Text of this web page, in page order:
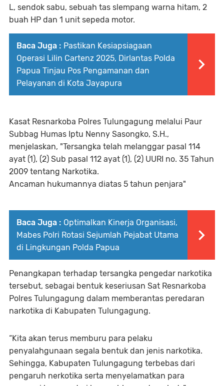
L, sendok sabu, sebuah tas slempang warna hitam, 2
buah HP dan 1 unit sepeda motor.
Baca Juga : Pastikan Kesiapsiagaan
Operasi Lilin Cartenz 2025, Dirlantas Polda
Papua Tinjau Pos Pengamanan dan
Pelayanan di Kota Jayapura
Kasat Resnarkoba Polres Tulungagung melalui Paur
Subbag Humas Iptu Nenny Sasongko, S.H.,
menjelaskan, "Tersangka telah melanggar pasal 114
ayat (1), (2) Sub pasal 112 ayat (1), (2) UURI no. 35 Tahun
2009 tentang Narkotika.
Ancaman hukumannya diatas 5 tahun penjara"
Baca Juga : Optimalkan Kinerja Organisasi,
Mabes Polri Rotasi Sejumlah Pejabat Utama
di Lingkungan Polda Papua
Penangkapan terhadap tersangka pengedar narkotika
tersebut, sebagai bentuk keseriusan Sat Resnarkoba
Polres Tulungagung dalam memberantas peredaran
narkotika di Kabupaten Tulungagung.
“Kita akan terus memburu para pelaku
penyalahgunaan segala bentuk dan jenis narkotika.
Sehingga, Kabupaten Tulungagung terbebas dari
pengaruh nerkotika serta menyelamatkan para